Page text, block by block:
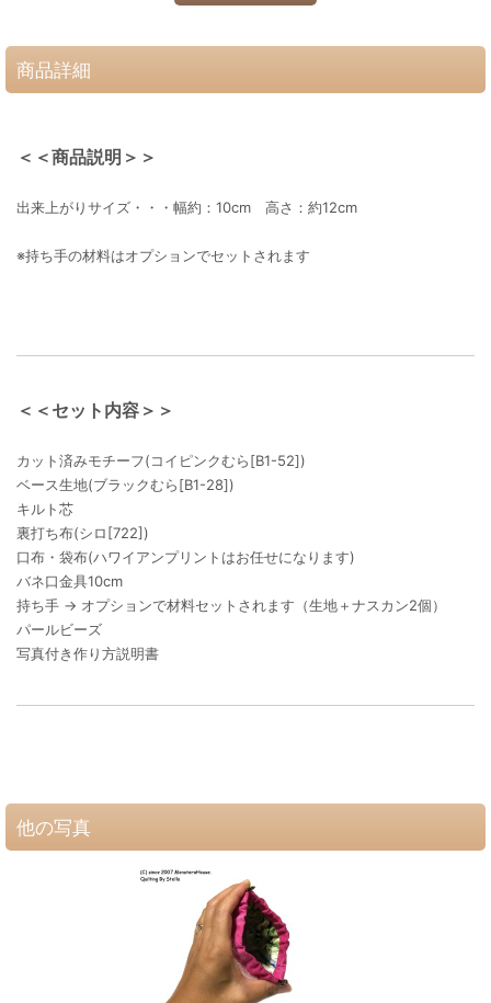
商品詳細
＜＜商品説明＞＞
出来上がりサイズ・・・幅約：10cm 高さ：約12cm
※持ち手の材料はオプションでセットされます
＜＜セット内容＞＞
カット済みモチーフ(コイピンクむら[B1-52])
ベース生地(ブラックむら[B1-28])
キルト芯
裏打ち布(シロ[722])
口布・袋布(ハワイアンプリントはお任せになります)
バネ口金具10cm
持ち手 → オプションで材料セットされます（生地＋ナスカン2個）
パールビーズ
写真付き作り方説明書
他の写真